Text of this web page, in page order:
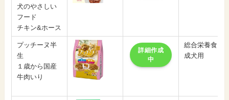
犬のやさしい
フード
チキン&ホース
プッチーヌ半
生
１歳から国産
牛肉いり
詳細作成
中
総合栄養食
成犬用